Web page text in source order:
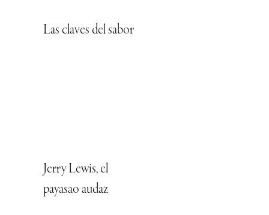
Las claves del sabor
Jerry Lewis, el
payasao audaz